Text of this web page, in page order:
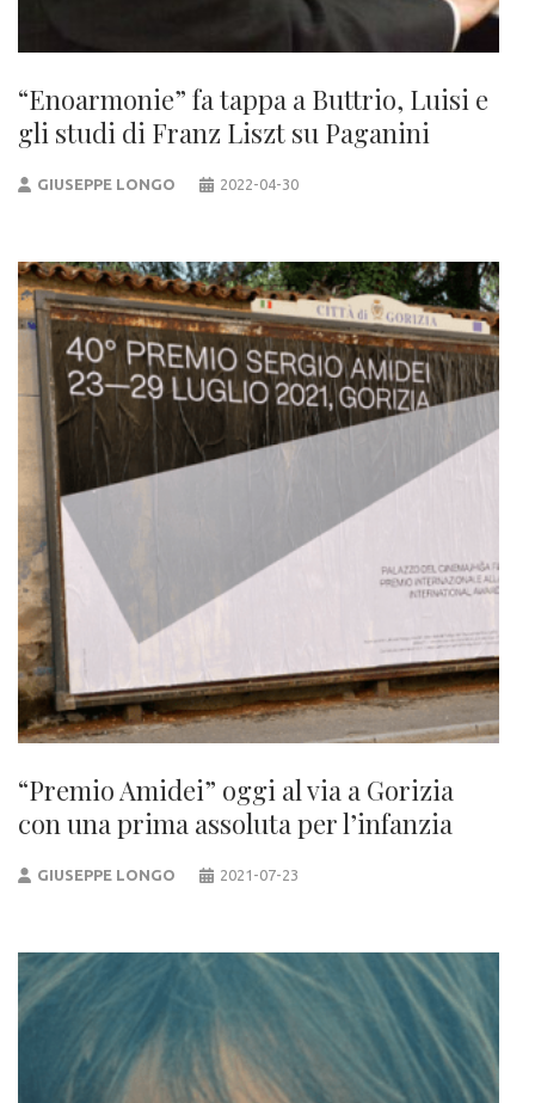
“Enoarmonie” fa tappa a Buttrio, Luisi e
gli studi di Franz Liszt su Paganini
GIUSEPPE LONGO 2022-04-30
“Premio Amidei” oggi al via a Gorizia
con una prima assoluta per l’infanzia
GIUSEPPE LONGO 2021-07-23